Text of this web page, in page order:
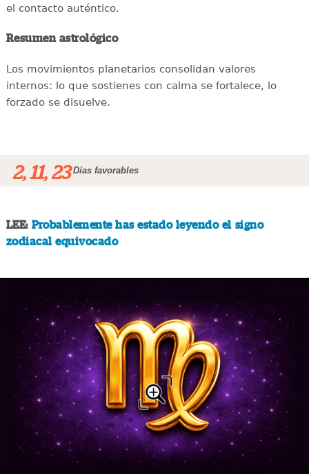
el contacto auténtico.
Resumen astrológico
Los movimientos planetarios consolidan valores
internos: lo que sostienes con calma se fortalece, lo
forzado se disuelve.
2, 11, 23Días favorables
LEE:Probablemente has estado leyendo el signo
zodiacal equivocado